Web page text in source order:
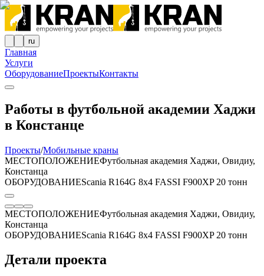
ru
Главная
Услуги
ОборудованиеПроектыКонтакты
Работы в футбольной академии Хаджи
в Констанце
Проекты/Мобильные краны
МЕСТОПОЛОЖЕНИЕФутбольная академия Хаджи, Овидиу,
Констанца
ОБОРУДОВАНИЕScania R164G 8x4 FASSI F900XP 20 тонн
МЕСТОПОЛОЖЕНИЕФутбольная академия Хаджи, Овидиу,
Констанца
ОБОРУДОВАНИЕScania R164G 8x4 FASSI F900XP 20 тонн
Детали проекта